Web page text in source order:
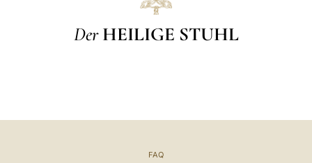
Der HEILIGE STUHL
FAQ